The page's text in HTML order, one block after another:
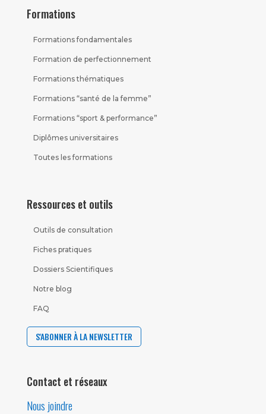
Formations
Formations fondamentales
Formation de perfectionnement
Formations thématiques
Formations “santé de la femme”
Formations “sport & performance”
Diplômes universitaires
Toutes les formations
Ressources et outils
Outils de consultation
Fiches pratiques
Dossiers Scientifiques
Notre blog
FAQ
S'ABONNER À LA NEWSLETTER
Contact et réseaux
Nous joindre